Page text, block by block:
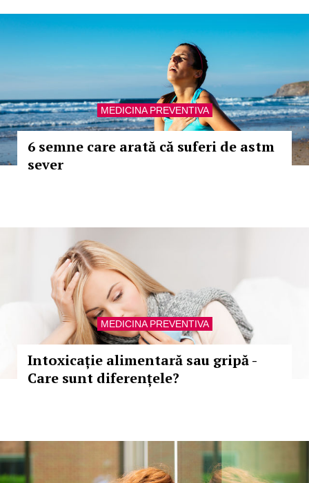
MEDICINA PREVENTIVA
6 semne care arată că suferi de astm
sever
MEDICINA PREVENTIVA
Intoxicație alimentară sau gripă -
Care sunt diferențele?